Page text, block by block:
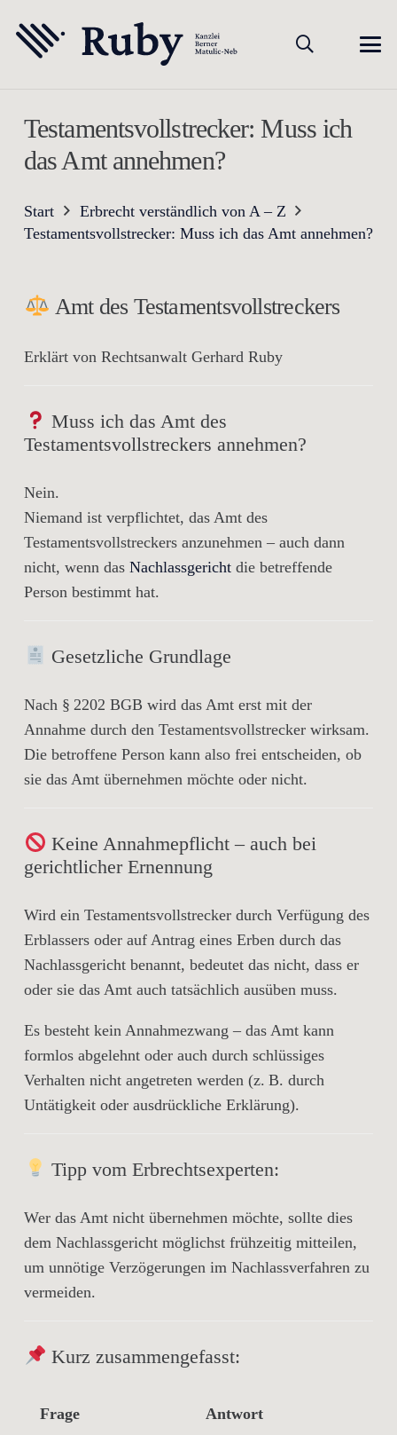
Testamentsvollstrecker: Muss ich
das Amt annehmen?
Start
Erbrecht verständlich von A – Z
Testamentsvollstrecker: Muss ich das Amt annehmen?
Amt des Testamentsvollstreckers
Erklärt von Rechtsanwalt Gerhard Ruby
Muss ich das Amt des
Testamentsvollstreckers annehmen?
Nein.
Niemand ist verpflichtet, das Amt des
Testamentsvollstreckers anzunehmen – auch dann
nicht, wenn das Nachlassgericht die betreffende
Person bestimmt hat.
Gesetzliche Grundlage
Nach § 2202 BGB wird das Amt erst mit der
Annahme durch den Testamentsvollstrecker wirksam.
Die betroffene Person kann also frei entscheiden, ob
sie das Amt übernehmen möchte oder nicht.
Keine Annahmepflicht – auch bei
gerichtlicher Ernennung
Wird ein Testamentsvollstrecker durch Verfügung des
Erblassers oder auf Antrag eines Erben durch das
Nachlassgericht benannt, bedeutet das nicht, dass er
oder sie das Amt auch tatsächlich ausüben muss.
Es besteht kein Annahmezwang – das Amt kann
formlos abgelehnt oder auch durch schlüssiges
Verhalten nicht angetreten werden (z. B. durch
Untätigkeit oder ausdrückliche Erklärung).
Tipp vom Erbrechtsexperten:
Wer das Amt nicht übernehmen möchte, sollte dies
dem Nachlassgericht möglichst frühzeitig mitteilen,
um unnötige Verzögerungen im Nachlassverfahren zu
vermeiden.
Kurz zusammengefasst:
Frage Antwort